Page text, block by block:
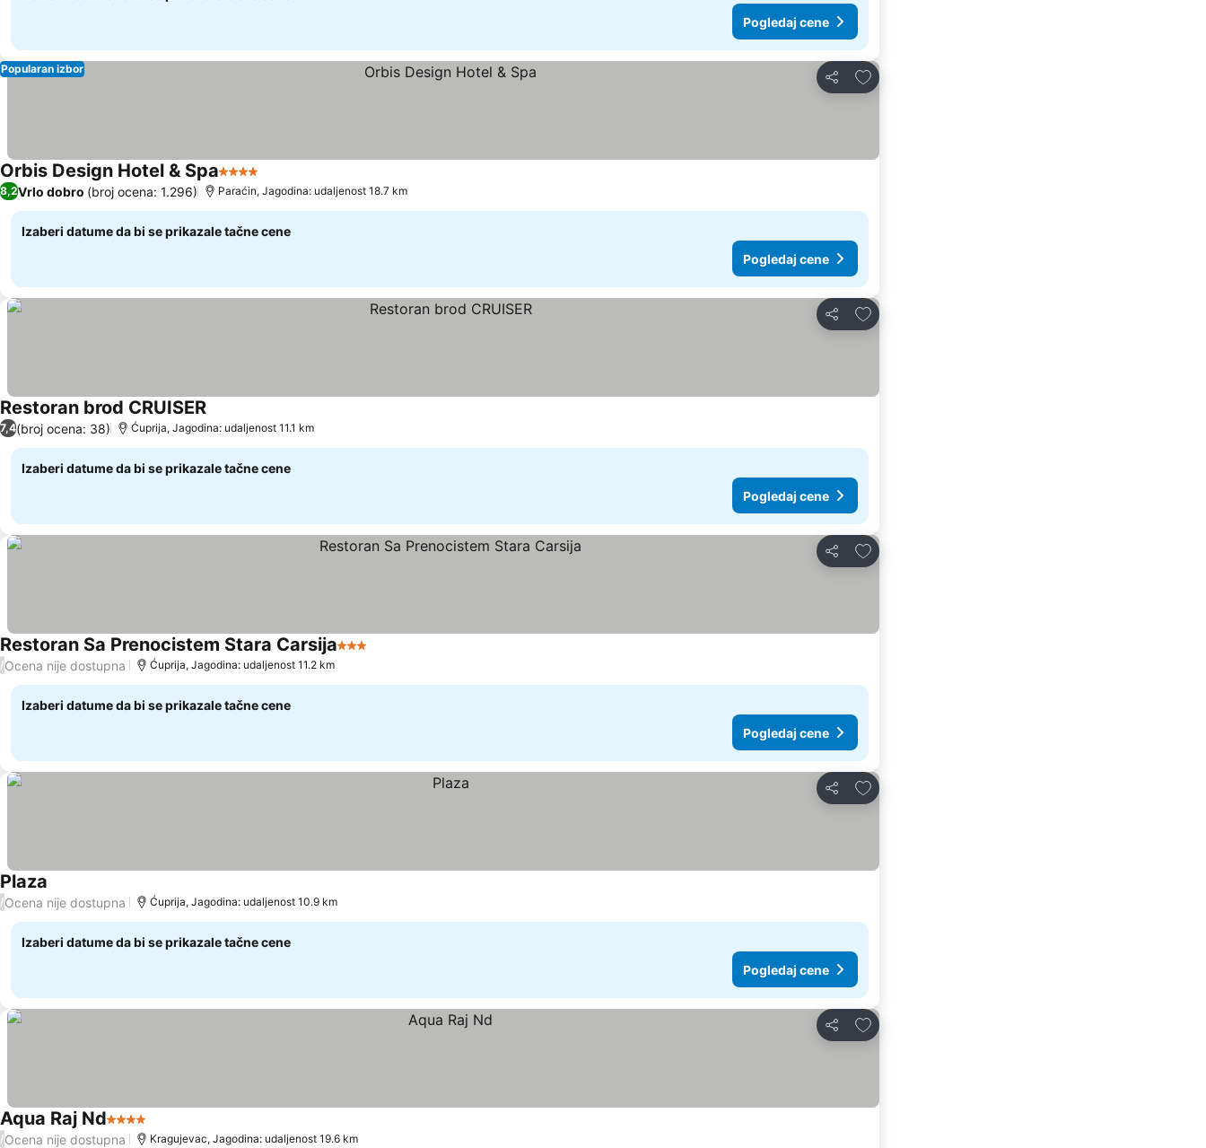
Pogledaj cene
Deli
Dodati u favorite
Popularan izbor
Orbis Design Hotel & Spa4 Zvezdice
8,2Vrlo dobro (broj ocena: 1.296) Paraćin, Jagodina: udaljenost 18.7 km
Izaberi datume da bi se prikazale tačne cene
Pogledaj cene
Deli
Dodati u favorite
Restoran brod CRUISER
7,4(broj ocena: 38) Ćuprija, Jagodina: udaljenost 11.1 km
Izaberi datume da bi se prikazale tačne cene
Pogledaj cene
Deli
Dodati u favorite
Restoran Sa Prenocistem Stara Carsija3 Zvezdice
/Ocena nije dostupna Ćuprija, Jagodina: udaljenost 11.2 km
Izaberi datume da bi se prikazale tačne cene
Pogledaj cene
Deli
Dodati u favorite
Plaza
/Ocena nije dostupna Ćuprija, Jagodina: udaljenost 10.9 km
Izaberi datume da bi se prikazale tačne cene
Pogledaj cene
Deli
Dodati u favorite
Aqua Raj Nd4 Zvezdice
/Ocena nije dostupna Kragujevac, Jagodina: udaljenost 19.6 km